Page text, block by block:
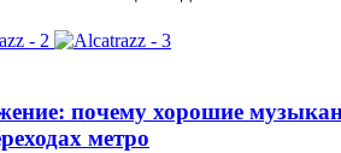
почему хорошие
метро